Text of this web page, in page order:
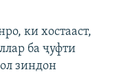
ки хостааст,
ба ҷуфти
зиндон